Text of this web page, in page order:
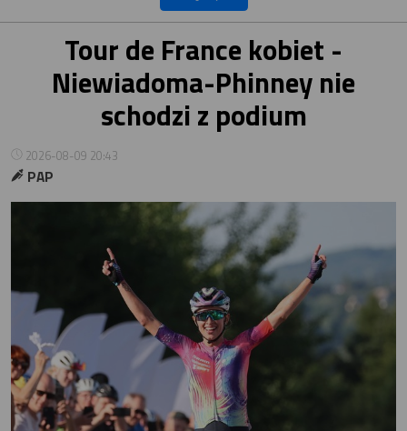
Tour de France kobiet -
Niewiadoma-Phinney nie
schodzi z podium
2026-08-09 20:43
PAP